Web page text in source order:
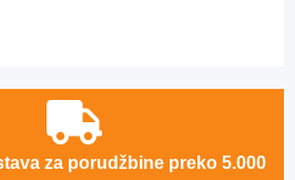
za porudžbine preko 5.000